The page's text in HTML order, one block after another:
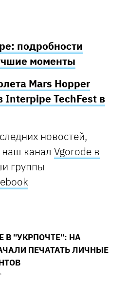
подробности
моменты
Mars Hopper
Interpipe TechFest в
новостей,
канал Vgorode в
группы
В "УКРПОЧТЕ": НА
ПЕЧАТАТЬ ЛИЧНЫЕ